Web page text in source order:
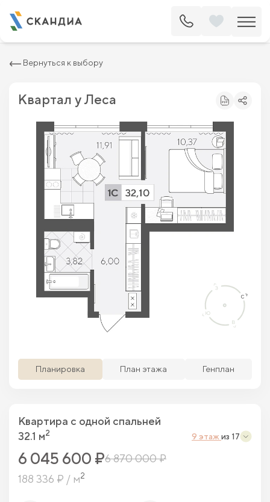
Вернуться к выбору
Квартал у Леса
Планировка План этажа Генплан
Квартира c одной спальней
32.1 м2 9 этаж из 17
6 045 600 ₽6 870 000 ₽
188 336 ₽ / м2
Квартира c одной спальней 32.1 м
6 045 600 ₽6 870 000 ₽